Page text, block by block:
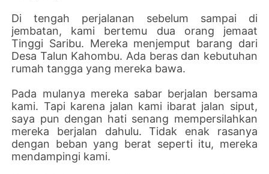
Di tengah perjalanan sebelum sampai di
jembatan, kami bertemu dua orang jemaat
Tinggi Saribu. Mereka menjemput barang dari
Desa Talun Kahombu. Ada beras dan kebutuhan
rumah tangga yang mereka bawa.
Pada mulanya mereka sabar berjalan bersama
kami. Tapi karena jalan kami ibarat jalan siput,
saya pun dengan hati senang mempersilahkan
mereka berjalan dahulu. Tidak enak rasanya
dengan beban yang berat seperti itu, mereka
mendampingi kami.